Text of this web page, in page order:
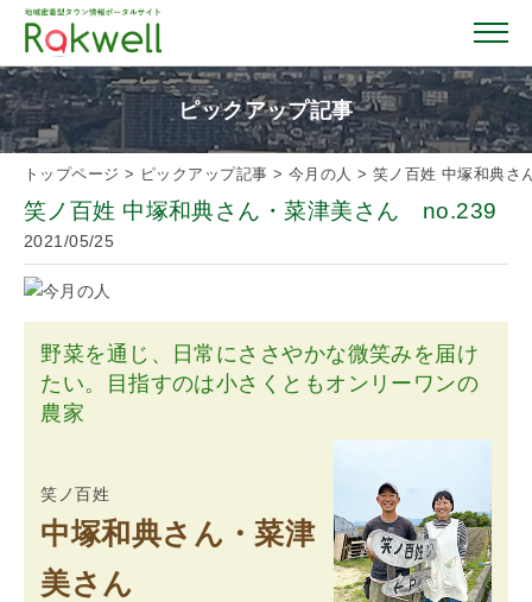
トップページ
お店を探す
イベント情報
おすすめガイド
「らくうぇる。」は⼤阪 南河内の地域密着型ポータルサ
イト！ランチやディナーのクーポン、イベント、地域情報
ピックアップ記事
トップページ > ピックアップ記事 > 今月の人 > 笑ノ百姓 中塚和典
笑ノ百姓 中塚和典さん・菜津美さん no.239
2021/05/25
野菜を通じ、日常にささやかな微笑みを届け
たい。目指すのは小さくともオンリーワンの
農家
笑ノ百姓
中塚和典さん・菜津
美さん